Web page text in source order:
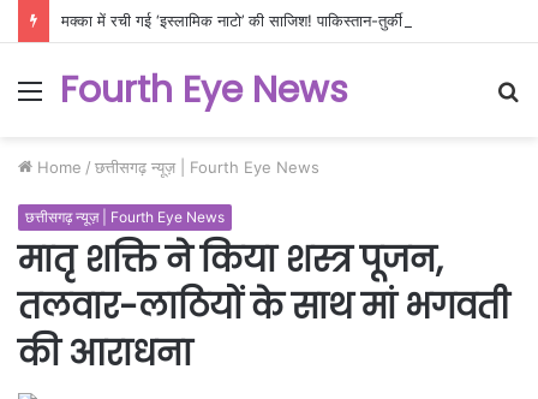
Menu
Fourth Eye News
Home / छत्तीसगढ़ न्यूज़ | Fourth Eye News
छत्तीसगढ़ न्यूज़ | Fourth Eye News
मातृ शक्ति ने किया शस्त्र पूजन,
तलवार-लाठियों के साथ मां भगवती
की आराधना